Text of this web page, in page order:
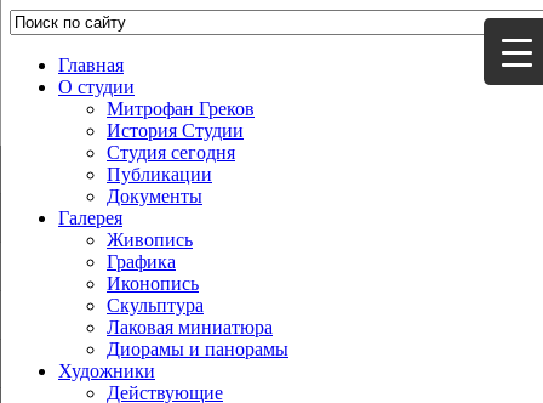
Главная
О студии
Митрофан Греков
История Студии
Студия сегодня
Публикации
Документы
Галерея
Живопись
Графика
Иконопись
Скульптура
Лаковая миниатюра
Диорамы и панорамы
Художники
Действующие